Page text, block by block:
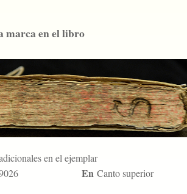
marca en el libro
en el ejemplar
En Canto superior